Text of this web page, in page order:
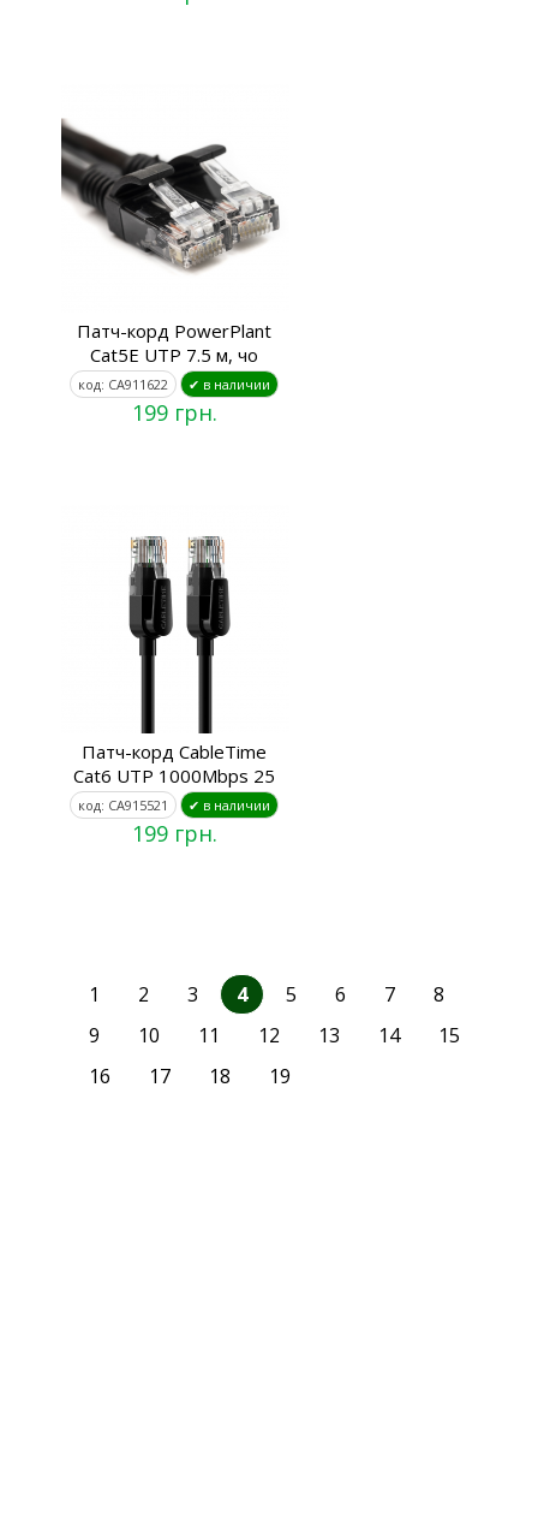
Патч-корд PowerPlant
Cat5E UTP 7.5 м, чо
код: CA911622 ✔ в наличии
199 грн.
Патч-корд CableTime
Cat6 UTP 1000Mbps 25
код: CA915521 ✔ в наличии
199 грн.
1 2 3 4 5 6 7
8
9
10 11 12 13 14
15
16
17 18 19